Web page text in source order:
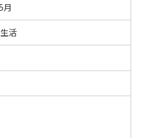
月
活